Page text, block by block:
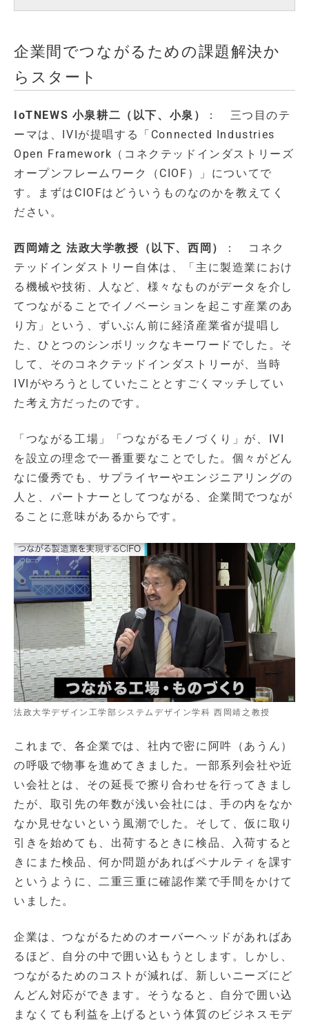
企業間でつながるための課題解決か
らスタート
IoTNEWS 小泉耕二（以下、小泉）
： 三つ目のテ
ーマは、IVIが提唱する「Connected Industries
Open Framework（コネクテッドインダストリーズ
オープンフレームワーク（CIOF）」についてで
す。まずはCIOFはどういうものなのかを教えてく
ださい。
西岡靖之 法政大学教授（以下、西岡）
： コネク
テッドインダストリー自体は、「主に製造業におけ
る機械や技術、人など、様々なものがデータを介し
てつながることでイノベーションを起こす産業のあ
り方」という、ずいぶん前に経済産業省が提唱し
た、ひとつのシンボリックなキーワードでした。そ
して、そのコネクテッドインダストリーが、当時
IVIがやろうとしていたこととすごくマッチしてい
た考え方だったのです。
「つながる工場」「つながるモノづくり」が、IVI
を設立の理念で一番重要なことでした。個々がどん
なに優秀でも、サプライヤーやエンジニアリングの
人と、パートナーとしてつながる、企業間でつなが
ることに意味があるからです。
法政大学デザイン工学部システムデザイン学科 西岡靖之教授
これまで、各企業では、社内で密に阿吽（あうん）
の呼吸で物事を進めてきました。一部系列会社や近
い会社とは、その延長で擦り合わせを行ってきまし
たが、取引先の年数が浅い会社には、手の内をなか
なか見せないという風潮でした。そして、仮に取り
引きを始めても、出荷するときに検品、入荷すると
きにまた検品、何か問題があればペナルティを課す
というように、二重三重に確認作業で手間をかけて
いました。
企業は、つながるためのオーバーヘッドがあればあ
るほど、自分の中で囲い込もうとします。しかし、
つながるためのコストが減れば、新しいニーズにど
んどん対応ができます。そうなると、自分で囲い込
まなくても利益を上げるという体質のビジネスモデ